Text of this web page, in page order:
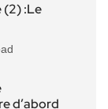
(2) :Le
d’abord